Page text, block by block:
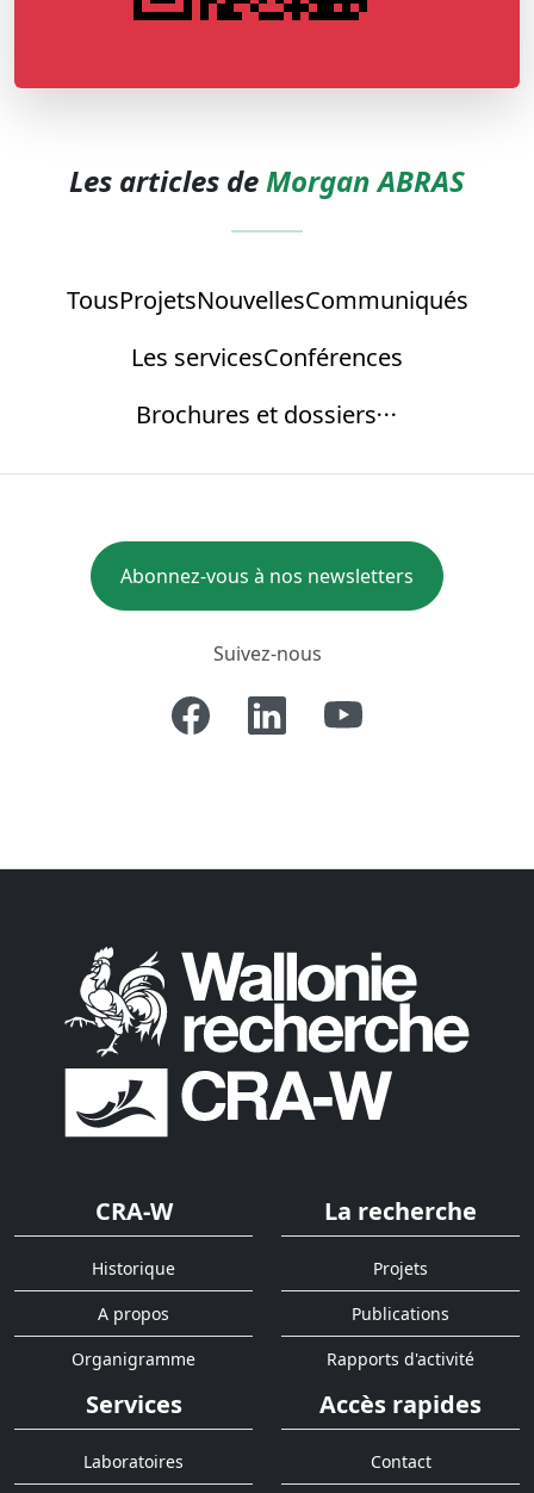
Les articles deMorgan ABRAS
TousProjetsNouvellesCommuniqués
Les servicesConférences
Brochures et dossiers
Abonnez-vous à nos newsletters
Suivez-nous
CRA-W
Historique
A propos
Organigramme
La recherche
Projets
Publications
Rapports d'activité
Services
Laboratoires
Accès rapides
Contact